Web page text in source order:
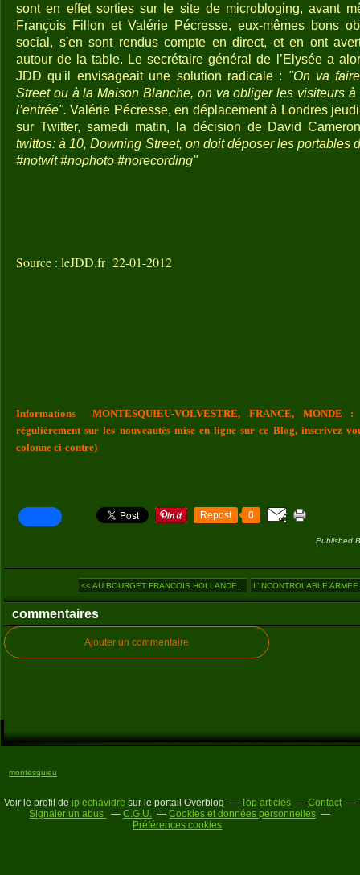
sont en effet sorties sur le site de microbloging, avant
François Fillon et Valérie Pécresse, eux-mêmes bons
social, s'en sont rendus compte en direct, et en ont
autour de la table. Le secrétaire général de l’Elysée a
JDD qu'il envisageait une solution radicale : "On va
Street ou à la Maison Blanche, on va obliger les visiteurs
l’entrée". Valérie Pécresse, en déplacement à Londres
sur Twitter, samedi matin, la décision de David
twittos: à 10, Downing Street, on doit déposer les portables
#notwit #nophoto #norecording"
Source : leJDD.fr 22-01-2012
Informations MONTESQUIEU-VOLVESTRE, FRANCE, MONDE
régulièrement sur les nouveautés mise en ligne sur ce Blog, inscrivez
colonne ci-contre)
Repost 0
Published
<< AU BOURGET FRANCOIS HOLLANDE... L’INCONTROLABLE
commentaires
Ajouter un commentaire
montesquieu
Voir le profil de jp echavidre sur le portail Overblog Top articles
Contact
Signaler un abus
C.G.U.
Cookies et données personnelles
Préférences cookies